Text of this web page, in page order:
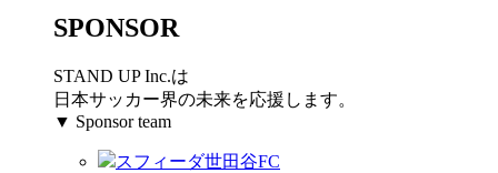
SPONSOR
STAND UP Inc.は
日本サッカー界の未来を応援します。
▼ Sponsor team
スフィーダ世田谷FC